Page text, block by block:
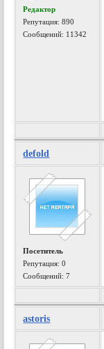
Редактор
Репутация:890
Сообщений: 11342
defold
Посетитель
Репутация:0
Сообщений: 7
astoris